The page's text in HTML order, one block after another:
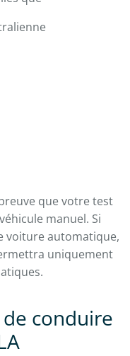
que votre test
manuel. Si
voiture automatique,
uniquement
conduire